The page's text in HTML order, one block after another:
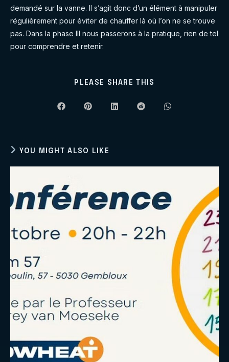
demandé sur la vanne. Il s’agit donc d’un élément à manipuler
régulièrement pour éviter de chauffer là où l’on ne se trouve
pas. Dans la phase III nous passerons à la pratique, rien de tel
pour comprendre et retenir.
PLEASE SHARE THIS
Opens
Opens
Opens
Opens
Opens
YOU MIGHT ALSO LIKE